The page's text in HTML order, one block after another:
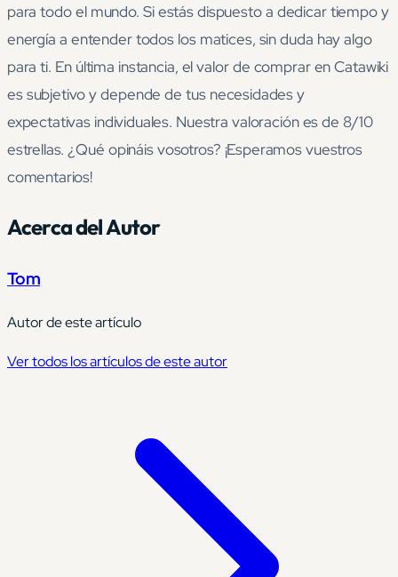
para todo el mundo. Si estás dispuesto a dedicar tiempo y
energía a entender todos los matices, sin duda hay algo
para ti. En última instancia, el valor de comprar en Catawiki
es subjetivo y depende de tus necesidades y
expectativas individuales. Nuestra valoración es de 8/10
estrellas. ¿Qué opináis vosotros? ¡Esperamos vuestros
comentarios!
Acerca del Autor
Tom
Autor de este artículo
Ver todos los artículos de este autor